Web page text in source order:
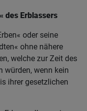
des Erblassers
oder seine
ohne nähere
welche zur Zeit des
würden, wenn kein
ihrer gesetzlichen